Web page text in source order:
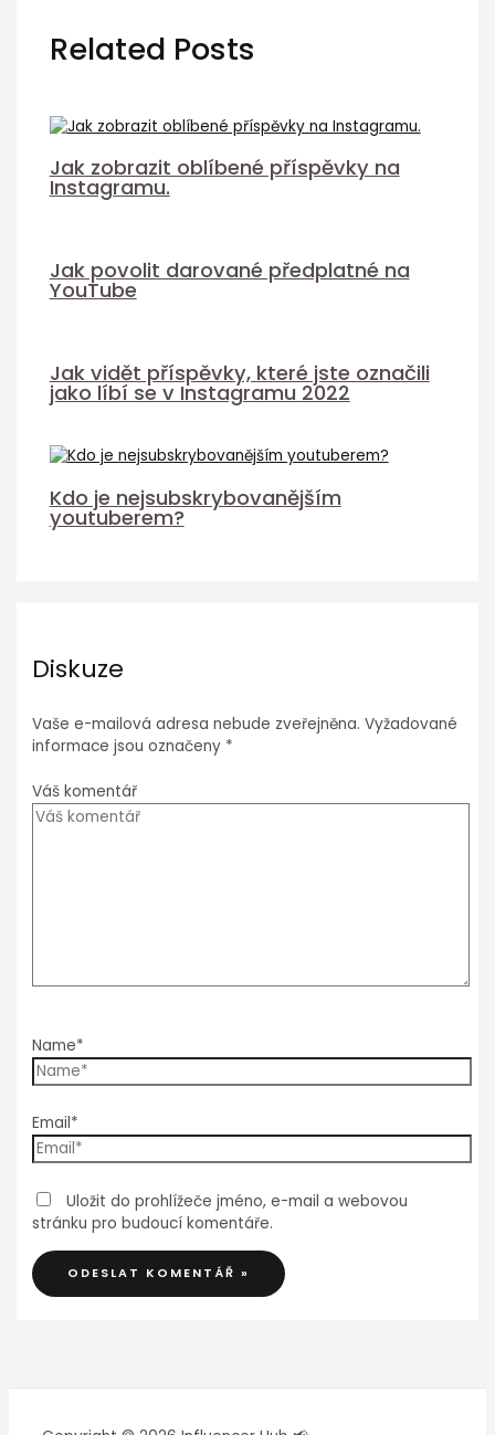
Related Posts
Jak zobrazit oblíbené příspěvky na
Instagramu.
Jak povolit darované předplatné na
YouTube
Jak vidět příspěvky, které jste označili
jako líbí se v Instagramu 2022
Kdo je nejsubskrybovanějším
youtuberem?
Diskuze
Vaše e-mailová adresa nebude zveřejněna. Vyžadované
informace jsou označeny *
Váš komentář
Name*
Email*
Uložit do prohlížeče jméno, e-mail a webovou
stránku pro budoucí komentáře.